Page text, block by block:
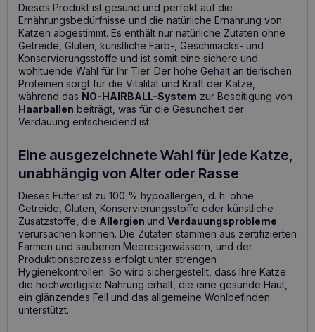
Dieses Produkt ist gesund und perfekt auf die
Ernährungsbedürfnisse und die natürliche Ernährung von
Katzen abgestimmt. Es enthält nur natürliche Zutaten ohne
Getreide, Gluten, künstliche Farb-, Geschmacks- und
Konservierungsstoffe und ist somit eine sichere und
wohltuende Wahl für Ihr Tier. Der hohe Gehalt an tierischen
Proteinen sorgt für die Vitalität und Kraft der Katze,
während das NO-HAIRBALL-System zur Beseitigung von
Haarballen beiträgt, was für die Gesundheit der
Verdauung entscheidend ist.
Eine ausgezeichnete Wahl für jede Katze,
unabhängig von Alter oder Rasse
Dieses Futter ist zu 100 % hypoallergen, d. h. ohne
Getreide, Gluten, Konservierungsstoffe oder künstliche
Zusatzstoffe, die Allergien und Verdauungsprobleme
verursachen können. Die Zutaten stammen aus zertifizierten
Farmen und sauberen Meeresgewässern, und der
Produktionsprozess erfolgt unter strengen
Hygienekontrollen. So wird sichergestellt, dass Ihre Katze
die hochwertigste Nahrung erhält, die eine gesunde Haut,
ein glänzendes Fell und das allgemeine Wohlbefinden
unterstützt.